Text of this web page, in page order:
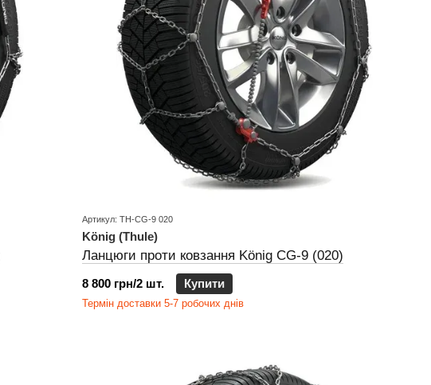
Артикул: TH-CG-9 020
König (Thule)
Ланцюги проти ковзання König CG-9 (020)
8 800 грн/2 шт. Купити
Термін доставки 5-7 робочих днів